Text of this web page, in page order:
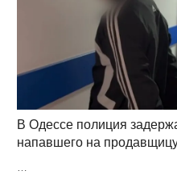
В Одессе полиция
напавшего на
…